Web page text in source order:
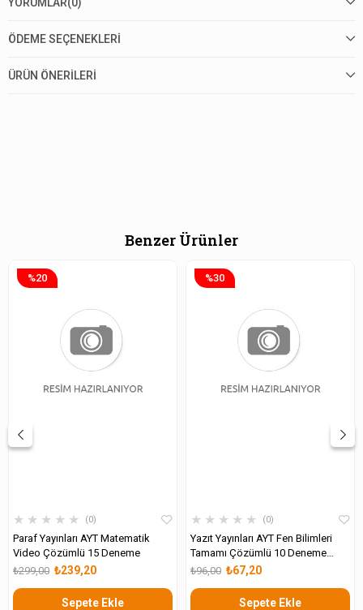
ÖDEME SEÇENEKLERI
ÜRÜN ÖNERILERI
Benzer Ürünler
★ ★ ★ ★ ★ 0
Paraf Yayınları AYT Matematik
Video Çözümlü 15 Deneme
₺239,20
₺299,00
Sepete Ekle
%20
★ ★ ★ ★ ★ 0
Yazıt Yayınları AYT Fen Bilimleri
Tamamı Çözümlü 10 Deneme
Sınavı
₺67,20
₺96,00
Sepete Ekle
%30